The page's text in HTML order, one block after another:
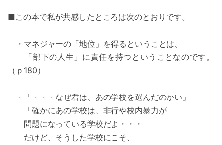
■この本で私が共感したところは次のとおりです。
・マネジャーの「地位」を得るということは、
「部下の人生」に責任を持つということなのです。
（ｐ180）
・「・・・なぜ君は、あの学校を選んだのかい」
「確かにあの学校は、非行や校内暴力が
問題になっている学校だよ・・・
だけど、そうした学校にこそ、